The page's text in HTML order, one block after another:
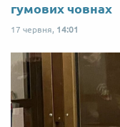
гумових човнах
17 червня, 14:01